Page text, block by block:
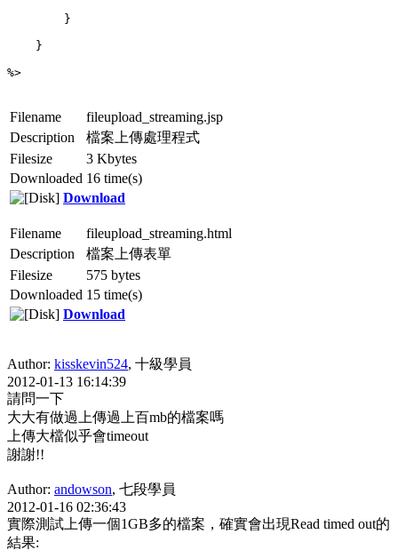
Filename
fileupload_streaming.jsp
Description
檔案上傳處理程式
Filesize
3 Kbytes
Downloaded 16 time(s)
Download
Filename
fileupload_streaming.html
Description
檔案上傳表單
Filesize
575 bytes
Downloaded 15 time(s)
Download
Author: kisskevin524, 十級學員
2012-01-13 16:14:39
請問一下
大大有做過上傳過上百mb的檔案嗎
上傳大檔似乎會timeout
謝謝!!
Author: andowson, 七段學員
2012-01-16 02:36:43
實際測試上傳一個1GB多的檔案，確實會出現Read timed out的
結果: